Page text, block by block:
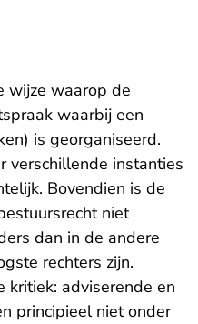
wijze waarop de
waarbij een
is georganiseerd.
verschillende instanties
Bovendien is de
niet
dan in de andere
rechters zijn.
kritiek: adviserende en
principieel niet onder